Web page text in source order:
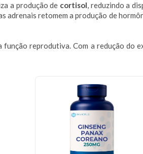
a produção de cortisol, reduzindo a
adrenais retomem a produção de
função reprodutiva. Com a redução do